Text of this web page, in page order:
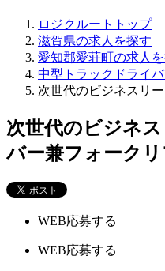
ロジクルートトップ
滋賀県の求人を探す
愛知郡愛荘町の求人
中型トラックドライ
次世代のビジネスリ
次世代のビジネ
バー兼フォーク
WEB応募する
WEB応募する